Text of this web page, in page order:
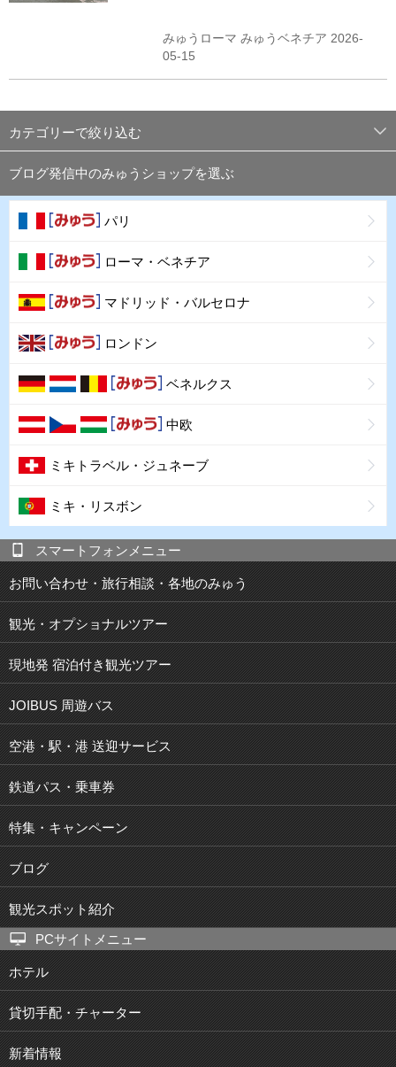
みゅうローマ みゅうベネチア 2026-
05-15
カテゴリーで絞り込む
ブログ発信中のみゅうショップを選ぶ
パリ
ローマ・ベネチア
マドリッド・バルセロナ
ロンドン
ベネルクス
中欧
ミキトラベル・ジュネーブ
ミキ・リスボン
スマートフォンメニュー
お問い合わせ・旅行相談・各地のみゅう
観光・オプショナルツアー
現地発 宿泊付き観光ツアー
JOIBUS 周遊バス
空港・駅・港 送迎サービス
鉄道パス・乗車券
特集・キャンペーン
ブログ
観光スポット紹介
PCサイトメニュー
ホテル
貸切手配・チャーター
新着情報